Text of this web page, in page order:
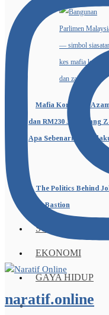
Mafia Korporat,
dan RM230 Juta Wang
Apa Sebenarnya
The Politics Behind
Blue Bastion
SUKAN
EKONOMI
GAYA HIDUP
naratif.online